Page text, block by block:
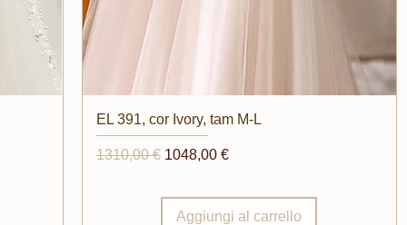
Vista rapida
EL 391, cor Ivory, tam M-L
Prezzo regolare
1310,00 € Prezzo scontato
1048,00 €
Aggiungi al carrello